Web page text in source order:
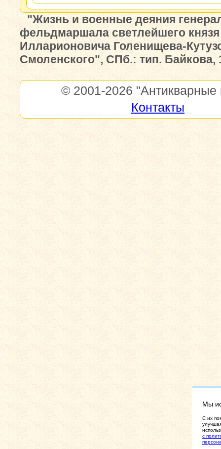
"Жизнь и военные деяния
фельдмаршала светлейшего
Илларионовича Голенищева-
Смоленского", СПб.: тип. Байкова,
© 2001-2026 "Антикварные
Контакты
Мы
C их
с